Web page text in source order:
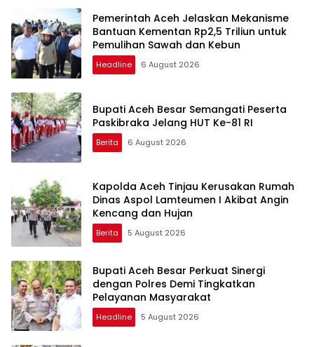
Pemerintah Aceh Jelaskan Mekanisme
Bantuan Kementan Rp2,5 Triliun untuk
Pemulihan Sawah dan Kebun
Headline 6 August 2026
Bupati Aceh Besar Semangati Peserta
Paskibraka Jelang HUT Ke-81 RI
Berita 6 August 2026
Kapolda Aceh Tinjau Kerusakan Rumah
Dinas Aspol Lamteumen I Akibat Angin
Kencang dan Hujan
Berita 5 August 2026
Bupati Aceh Besar Perkuat Sinergi
dengan Polres Demi Tingkatkan
Pelayanan Masyarakat
Headline 5 August 2026